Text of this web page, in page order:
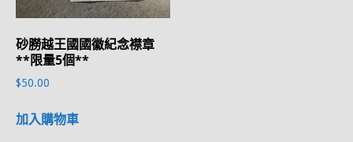
砂朥越王國國徽紀念襟章
**限量5個**
$50.00
加入購物車